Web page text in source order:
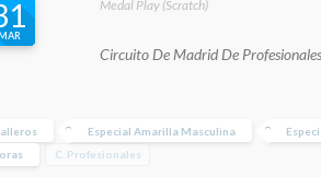
Medal Play (Scratch)
Circuito De Madrid De
Especial Amarilla Masculina
C. Profesionales